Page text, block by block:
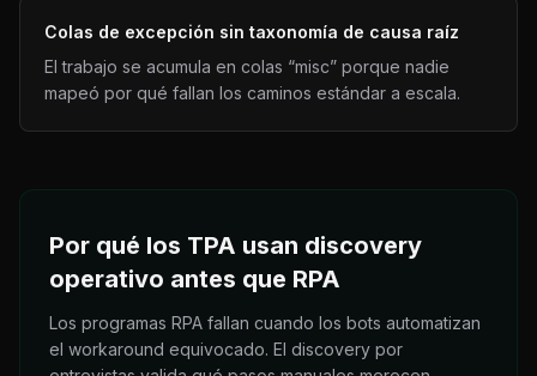
Colas de excepción sin taxonomía de causa raíz
El trabajo se acumula en colas “misc” porque nadie
mapeó por qué fallan los caminos estándar a escala.
Por qué los TPA usan discovery
operativo antes que RPA
Los programas RPA fallan cuando los bots automatizan
el workaround equivocado. El discovery por